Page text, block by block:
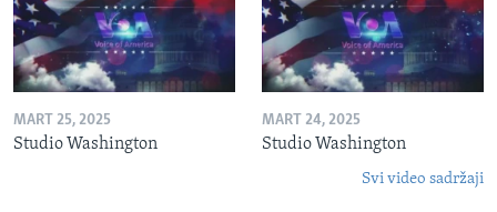
MART 25, 2025
Studio Washington
MART 24, 2025
Studio Washington
Svi video sadržaji